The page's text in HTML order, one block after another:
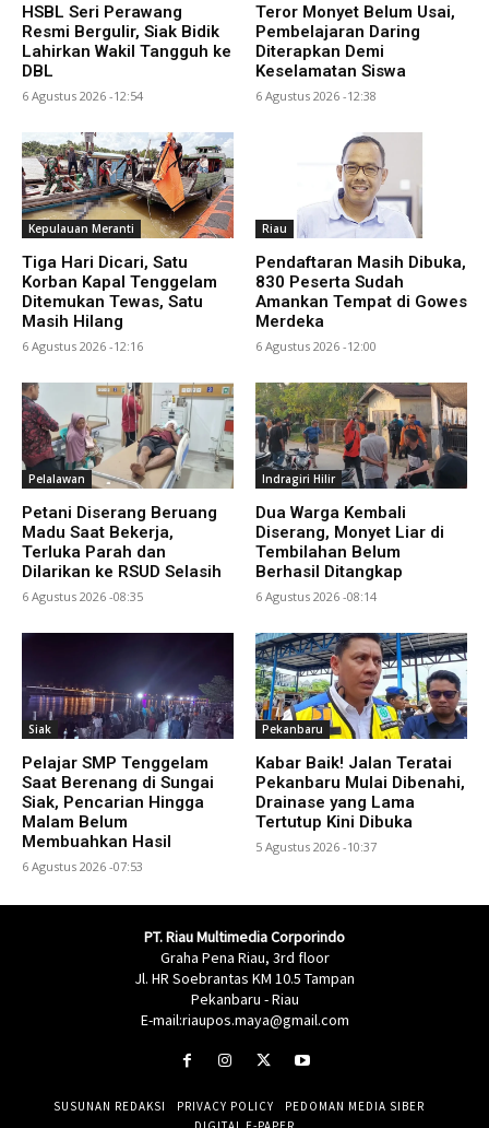
HSBL Seri Perawang
Resmi Bergulir, Siak Bidik
Lahirkan Wakil Tangguh ke
DBL
6 Agustus 2026 -12:54
Teror Monyet Belum Usai,
Pembelajaran Daring
Diterapkan Demi
Keselamatan Siswa
6 Agustus 2026 -12:38
Kepulauan Meranti
Tiga Hari Dicari, Satu
Korban Kapal Tenggelam
Ditemukan Tewas, Satu
Masih Hilang
6 Agustus 2026 -12:16
Riau
Pendaftaran Masih Dibuka,
830 Peserta Sudah
Amankan Tempat di Gowes
Merdeka
6 Agustus 2026 -12:00
Pelalawan
Petani Diserang Beruang
Madu Saat Bekerja,
Terluka Parah dan
Dilarikan ke RSUD Selasih
6 Agustus 2026 -08:35
Indragiri Hilir
Dua Warga Kembali
Diserang, Monyet Liar di
Tembilahan Belum
Berhasil Ditangkap
6 Agustus 2026 -08:14
Siak
Pelajar SMP Tenggelam
Saat Berenang di Sungai
Siak, Pencarian Hingga
Malam Belum
Membuahkan Hasil
6 Agustus 2026 -07:53
Pekanbaru
Kabar Baik! Jalan Teratai
Pekanbaru Mulai Dibenahi,
Drainase yang Lama
Tertutup Kini Dibuka
5 Agustus 2026 -10:37
PT. Riau Multimedia Corporindo
Graha Pena Riau, 3rd floor
Jl. HR Soebrantas KM 10.5 Tampan
Pekanbaru - Riau
E-mail:riaupos.maya@gmail.com
SUSUNAN REDAKSI PRIVACY POLICY
PEDOMAN MEDIA SIBER